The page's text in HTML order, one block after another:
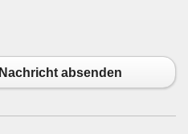
Nachricht absenden